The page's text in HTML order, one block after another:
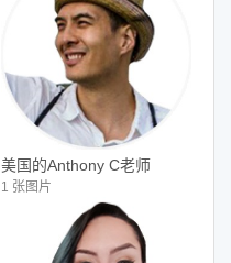
美国的Anthony C老师
1 张图片